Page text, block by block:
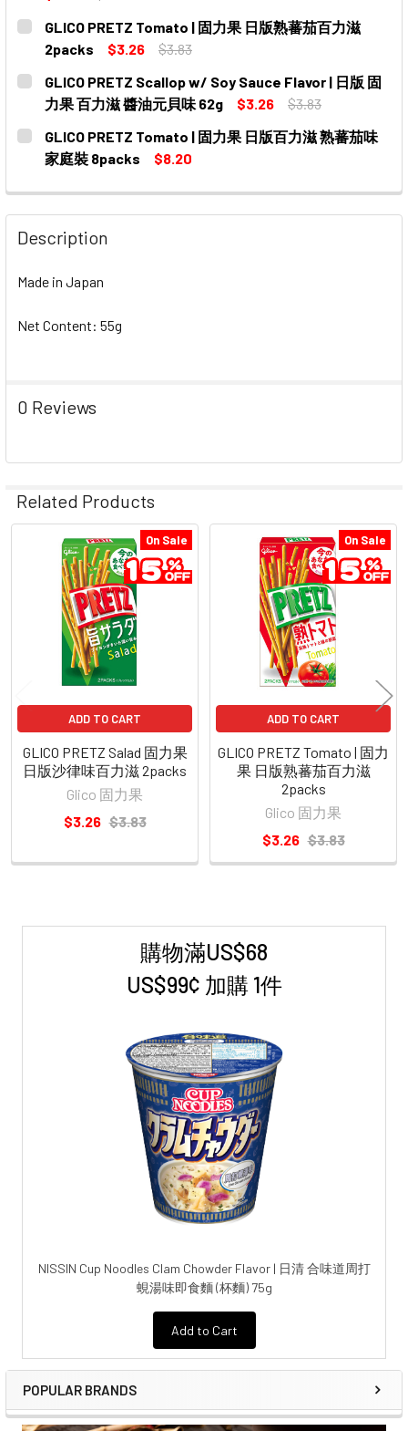
購物滿US$68
US$99¢ 加購 1件
NISSIN Cup Noodles Clam Chowder Flavor | 日清 合味道周打
蜆湯味即食麵 (杯麵) 75g
Add to Cart
POPULAR BRANDS
CURRENT
STOCK:
QUANTITY:
DECREASE QUANTITY OF GLICO PRETZ SALAD 固力果 日
INCREASE QUANTITY OF GLICO PRETZ
GLICO PRETZ Tomato | 固力果 日版熟蕃茄百力滋
2packs
$3.26
$3.83
CURRENT
STOCK:
QUANTITY:
DECREASE QUANTITY OF GLICO PRETZ TOMATO | 固力果
INCREASE QUANTITY OF GLICO PRETZ
GLICO PRETZ Scallop w/ Soy Sauce Flavor | 日版 固
力果 百力滋 醬油元貝味 62g
$3.26
$3.83
CURRENT
STOCK:
QUANTITY:
DECREASE QUANTITY OF GLICO PRETZ SCALLOP W/
INCREASE QUANTITY OF GLICO PRETZ
GLICO PRETZ Tomato | 固力果 日版百力滋 熟蕃茄味
家庭裝 8packs
$8.20
DECREASE QUANTITY OF GLICO PRETZ TOMATO | 固力果
INCREASE QUANTITY OF GLICO PRETZ
Description
Made in Japan
Net Content: 55g
0 Reviews
Related Products
Related
Products
On Sale
ADD TO CART
GLICO PRETZ Salad 固力果
日版沙律味百力滋 2packs
Glico 固力果
$3.26 $3.83
On Sale
ADD TO CART
GLICO PRETZ Tomato | 固力
果 日版熟蕃茄百力滋
2packs
Glico 固力果
$3.26 $3.83